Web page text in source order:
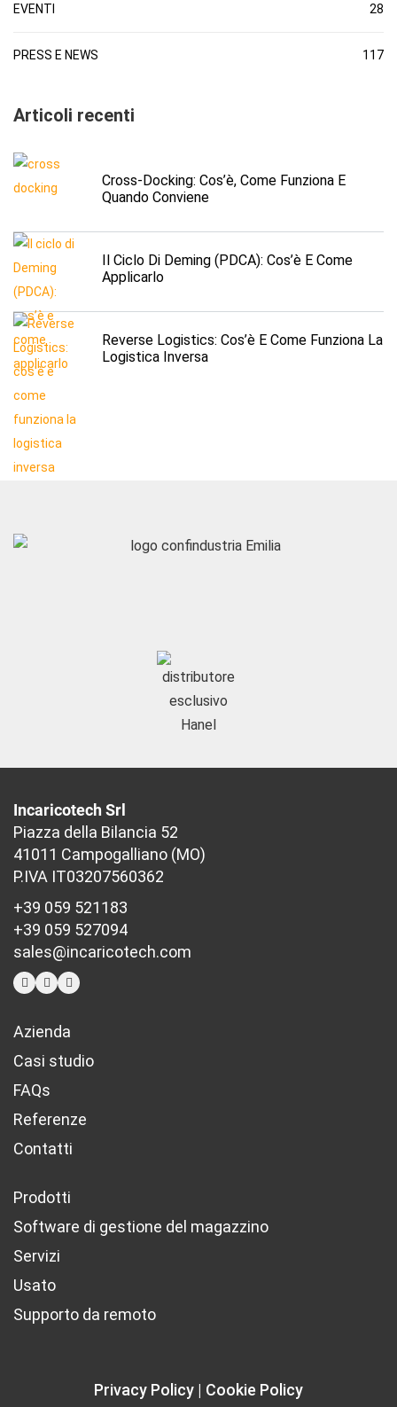
EVENTI 28
PRESS E NEWS 117
Articoli recenti
Cross-Docking: Cos’è, Come Funziona E
Quando Conviene
Il Ciclo Di Deming (PDCA): Cos’è E Come
Applicarlo
Reverse Logistics: Cos’è E Come Funziona La
Logistica Inversa
Incaricotech Srl
Piazza della Bilancia 52
41011 Campogalliano (MO)
P.IVA IT03207560362
+39 059 521183
+39 059 527094
sales@incaricotech.com
Azienda
Casi studio
FAQs
Referenze
Contatti
Prodotti
Software di gestione del magazzino
Servizi
Usato
Supporto da remoto
Privacy Policy Cookie Policy